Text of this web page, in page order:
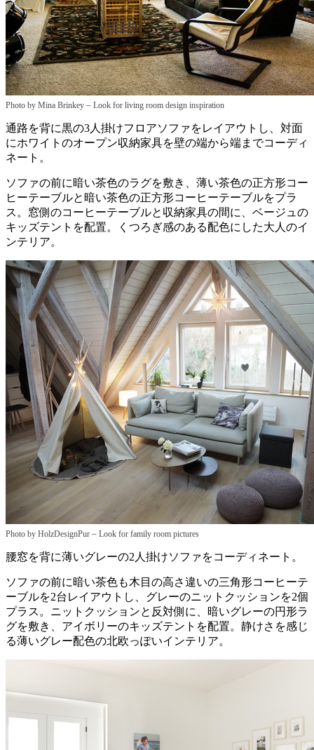
Photo by Mina Brinkey – Look for living room design inspiration
通路を背に黒の3人掛けフロアソファをレイアウトし、対面
にホワイトのオープン収納家具を壁の端から端までコーディ
ネート。
ソファの前に暗い茶色のラグを敷き、薄い茶色の正方形コー
ヒーテーブルと暗い茶色の正方形コーヒーテーブルをプラ
ス。窓側のコーヒーテーブルと収納家具の間に、ベージュの
キッズテントを配置。くつろぎ感のある配色にした大人のイ
ンテリア。
Photo by HolzDesignPur – Look for family room pictures
腰窓を背に薄いグレーの2人掛けソファをコーディネート。
ソファの前に暗い茶色も木目の高さ違いの三角形コーヒーテ
ーブルを2台レイアウトし、グレーのニットクッションを2個
プラス。ニットクッションと反対側に、暗いグレーの円形ラ
グを敷き、アイボリーのキッズテントを配置。静けさを感じ
る薄いグレー配色の北欧っぽいインテリア。